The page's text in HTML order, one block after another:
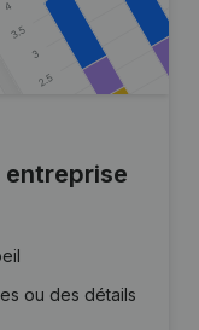
ou des détails